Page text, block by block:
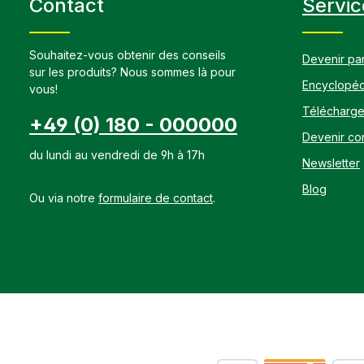
réduite,
être
sont une
sollicitation
l‘obésité et
EquiGreen
dans ce
(2b02078)
Contact
Souhaitez-vous obtenir des conseils
sur les produits? Nous sommes là pour
vous!
+49 (0) 180 - 000000
du lundi au vendredi de 9h à 17h
Ou via notre formulaire de contact.
Devenir
Devenir
Newsletter
Blog